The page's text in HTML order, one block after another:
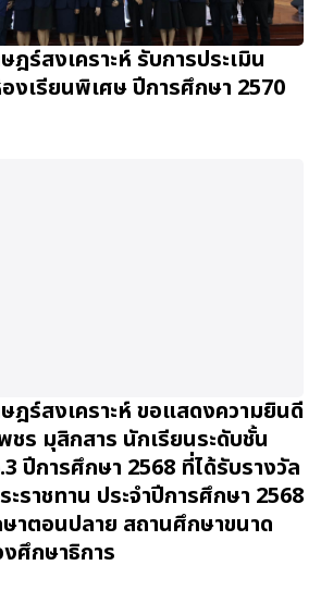
ฎร์สงเคราะห์ รับการประเมิน
งเรียนพิเศษ ปีการศึกษา 2570
ฎร์สงเคราะห์ ขอแสดงความยินดี
ชร มุสิกสาร นักเรียนระดับชั้น
ปีการศึกษา 2568 ที่ได้รับรางวัล
ราชทาน ประจำปีการศึกษา 2568
าตอนปลาย สถานศึกษาขนาด
ศึกษาธิการ